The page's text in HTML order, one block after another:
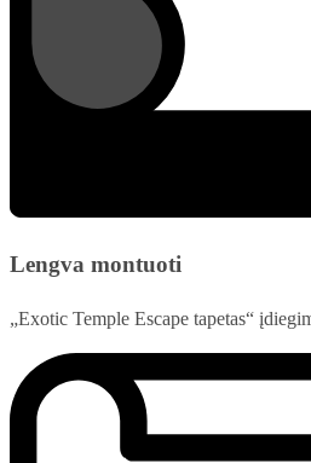
Lengva montuoti
„Exotic Temple Escape tapetas“